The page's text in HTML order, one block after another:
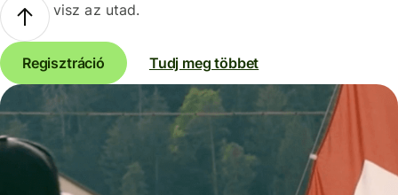
visz az utad.
Regisztráció Tudj meg többet